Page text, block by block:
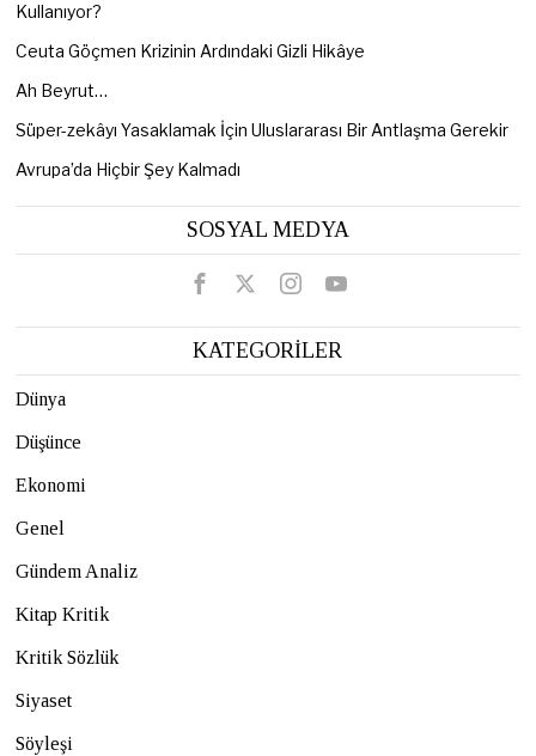
Kullanıyor?
Ceuta Göçmen Krizinin Ardındaki Gizli Hikâye
Ah Beyrut…
Süper-zekâyı Yasaklamak İçin Uluslararası Bir Antlaşma Gerekir
Avrupa’da Hiçbir Şey Kalmadı
SOSYAL MEDYA
KATEGORİLER
Dünya
Düşünce
Ekonomi
Genel
Gündem Analiz
Kitap Kritik
Kritik Sözlük
Siyaset
Söyleşi